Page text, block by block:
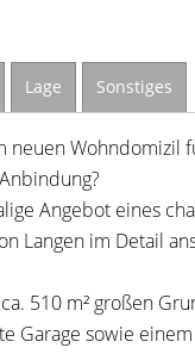
Lage Sonstiges
neuen
Angebot eines
Langen im Detail
510 m² großen
Garage sowie